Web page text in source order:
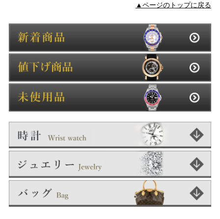
▲ページのトップに戻る